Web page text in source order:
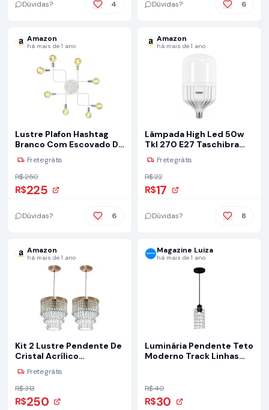
Dúvidas? 4
Camping, Pesca e
Dúvidas? 6
Amazon
há mais de 1 ano
Lustre Plafon Hashtag
Branco Com Escovado De
Frete grátis
R$ 250
R$225
Dúvidas? 6
Amazon
há mais de 1 ano
Lâmpada High Led 50w
Tkl 270 E27 Taschibra
Frete grátis
R$ 22
R$17
Dúvidas? 8
Amazon
há mais de 1 ano
Kit 2 Lustre Pendente De
Cristal Acrílico
Manucrilic Cobre
Frete grátis
R$ 313
R$250
Magazine Luiza
há mais de 1 ano
Luminária Pendente Teto
Moderno Track Linhas
Esquilos Shop
R$ 40
R$30